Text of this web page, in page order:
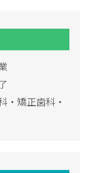
・矯正歯科・